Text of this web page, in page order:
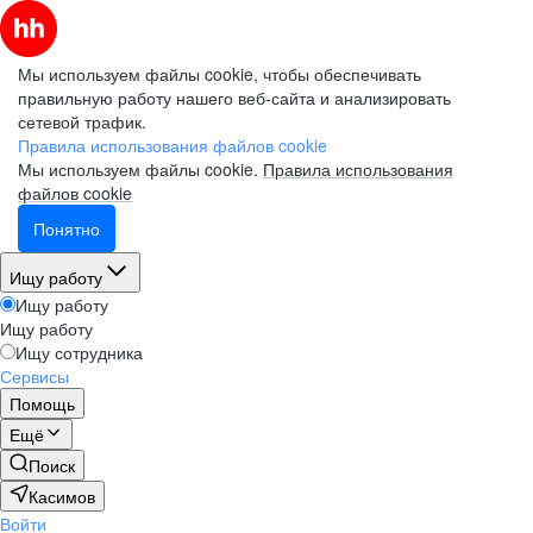
Мы используем файлы cookie, чтобы обеспечивать
правильную работу нашего веб-сайта и анализировать
сетевой трафик.
Правила использования файлов cookie
Мы используем файлы cookie. Правила использования
файлов cookie
Понятно
Ищу работу
Ищу работу
Ищу работу
Ищу сотрудника
Сервисы
Помощь
Ещё
Поиск
Касимов
Войти